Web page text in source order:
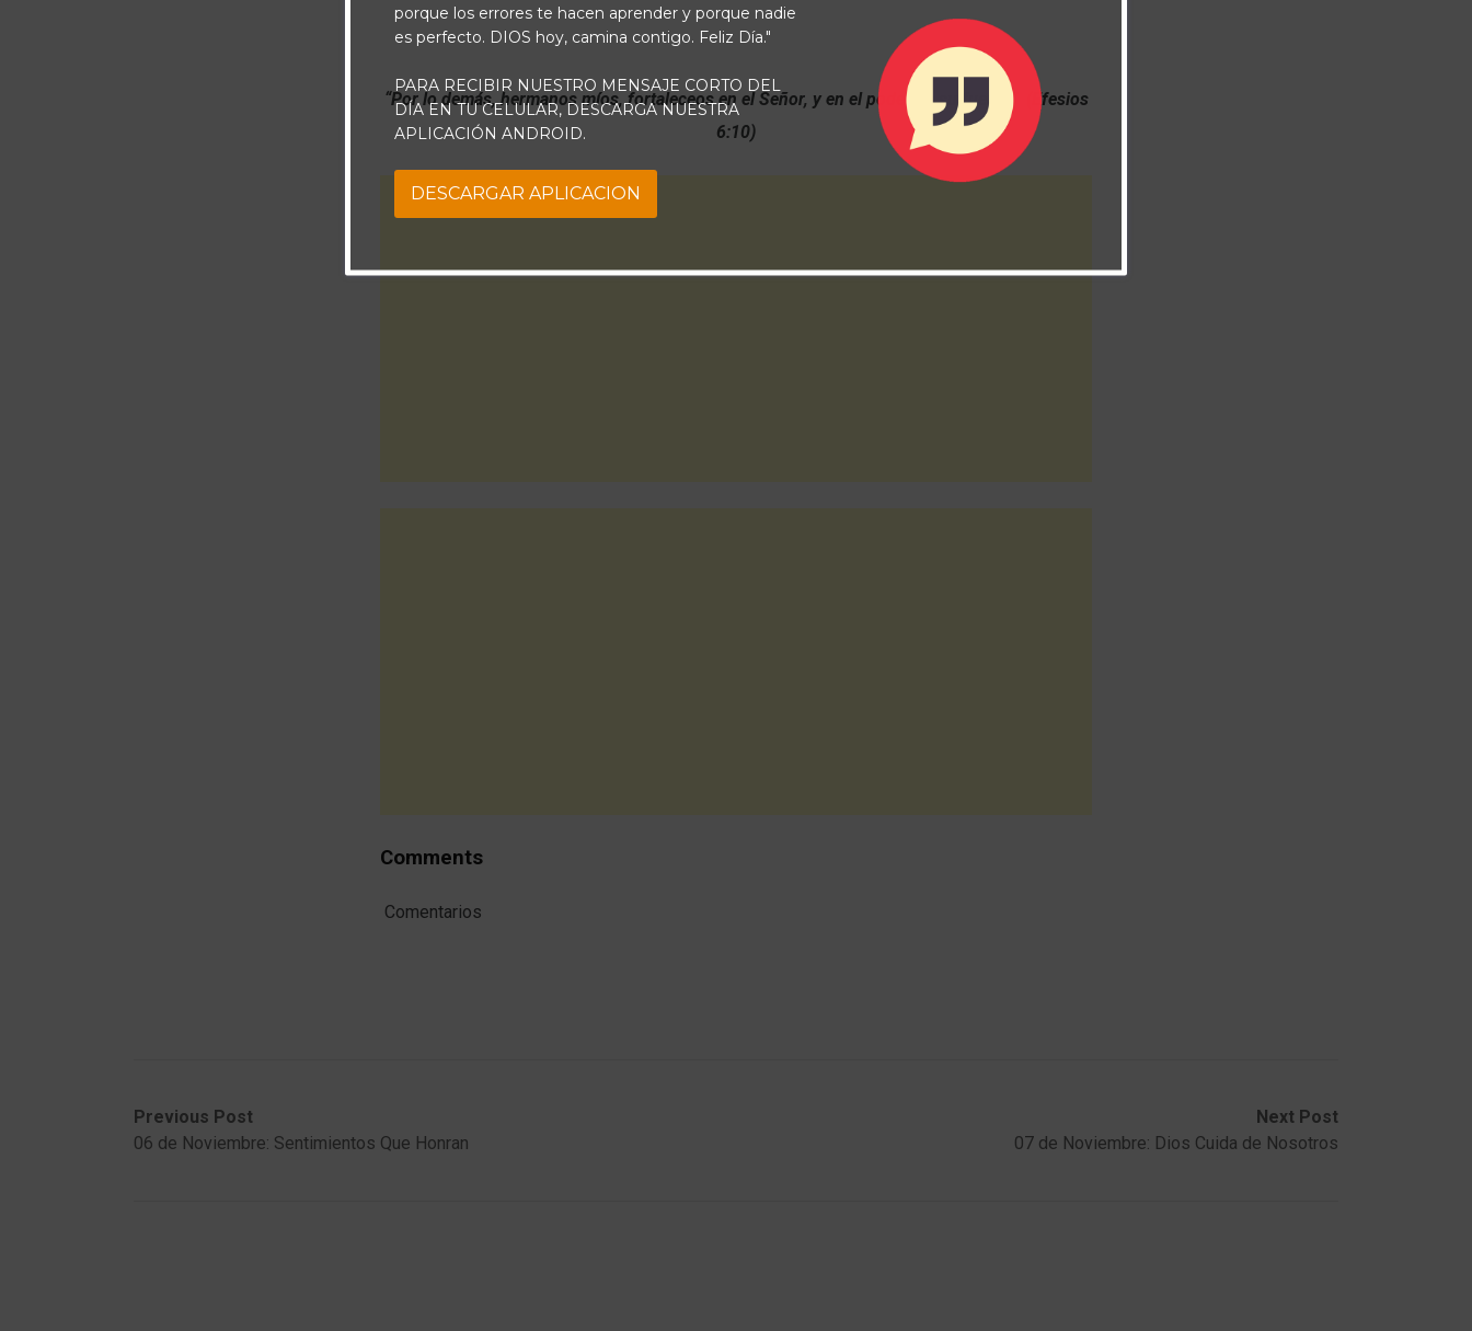
“Por lo demás, hermanos míos, fortaleceos en el Señor, y en el poder de su fuerza” (Efesios
6:10)
Comments
Comentarios
Previous Post
06 de Noviembre: Sentimientos Que Honran
Next Post
07 de Noviembre: Dios Cuida de Nosotros
porque los errores te hacen aprender y porque nadie
es perfecto. DIOS hoy, camina contigo. Feliz Día."
PARA RECIBIR NUESTRO MENSAJE CORTO DEL
DÍA EN TU CELULAR, DESCARGA NUESTRA
APLICACIÓN ANDROID.
DESCARGAR APLICACION